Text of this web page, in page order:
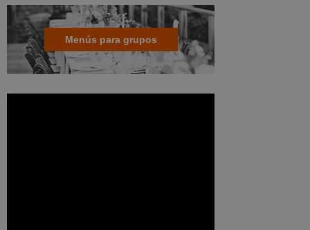
Menús para grupos